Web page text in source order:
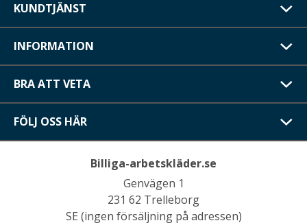
KUNDTJÄNST
INFORMATION
BRA ATT VETA
FÖLJ OSS HÄR
Billiga-arbetskläder.se
Genvägen 1
231 62 Trelleborg
SE (ingen försäljning på adressen)